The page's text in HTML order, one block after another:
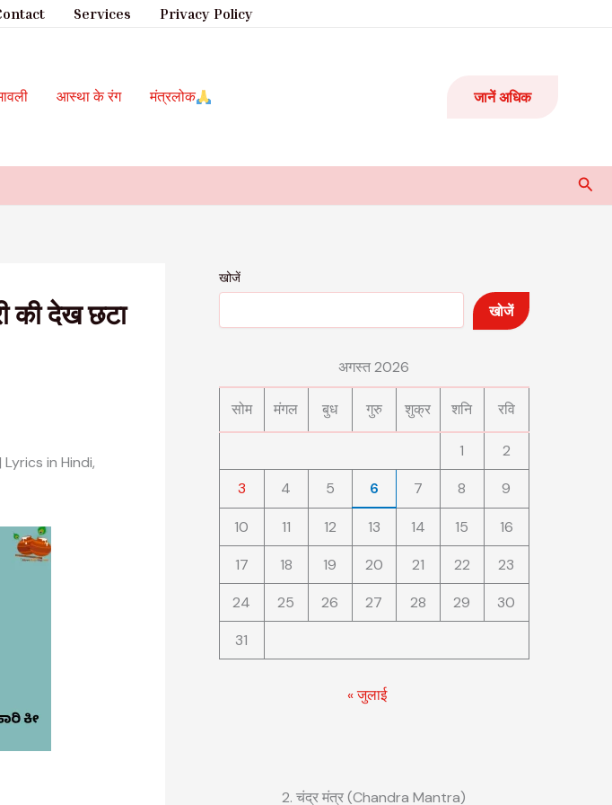
Services Privacy Policy
आस्था के रंग मंत्रलोक जानें अधिक
की देख छटा
in Hindi,
खोजें
खोजें
अगस्त 2026
सोम मंगल बुध गुरु शुक्र शनि रवि
1
2
3
4 5 6 7 8 9
10 11 12 13 14 15
16
17
18 19 20 21 22
23
24
25 26 27 28 29
30
31
« जुलाई
2. चंद्र मंत्र (Chandra Mantra)